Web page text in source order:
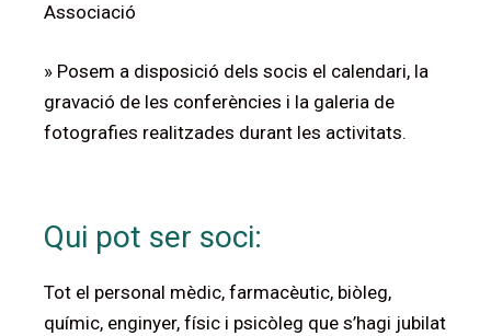
Associació
» Posem a disposició dels socis el calendari, la
gravació de les conferències i la galeria de
fotografies realitzades durant les activitats.
Qui pot ser soci:
Tot el personal mèdic, farmacèutic, biòleg,
químic, enginyer, físic i psicòleg que s’hagi jubilat